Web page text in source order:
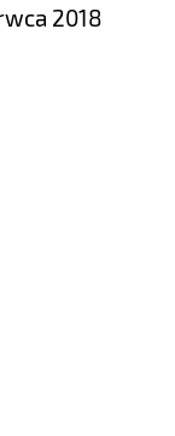
2018